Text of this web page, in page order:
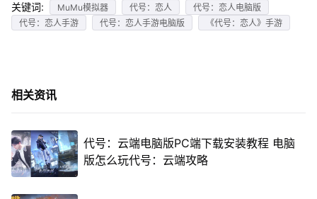
关键词: MuMu模拟器 代号：恋人
代号：恋人电脑版
代号：恋人手游
代号：恋人手游电脑版 《代号：恋人》手游
相关资讯
代号：云端电脑版PC端下载安装教程 电脑
版怎么玩代号：云端攻略